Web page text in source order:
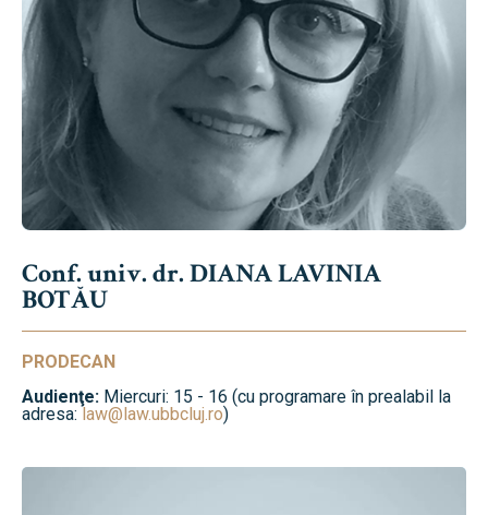
Conf. univ. dr. DIANA LAVINIA
BOTĂU
PRODECAN
Audienţe: Miercuri: 15 - 16 (cu programare în prealabil la
adresa: law@law.ubbcluj.ro)